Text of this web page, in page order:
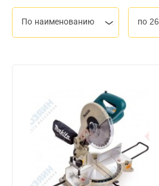
По наименованию по 26